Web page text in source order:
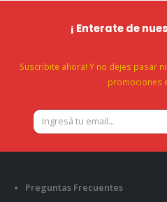
¡ Enterate de
Suscribite ahora! Y no dejes pasar
promociones
Preguntas Frecuentes